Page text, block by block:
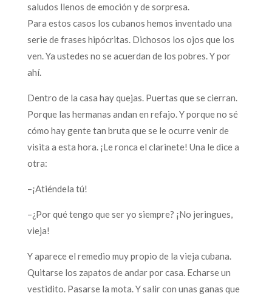
saludos llenos de emoción y de sorpresa.
Para estos casos los cubanos hemos inventado una
serie de frases hipócritas. Dichosos los ojos que los
ven. Ya ustedes no se acuerdan de los pobres. Y por
ahí.
Dentro de la casa hay quejas. Puertas que se cierran.
Porque las hermanas andan en refajo. Y porque no sé
cómo hay gente tan bruta que se le ocurre venir de
visita a esta hora. ¡Le ronca el clarinete! Una le dice a
otra:
–¡Atiéndela tú!
–¿Por qué tengo que ser yo siempre? ¡No jeringues,
vieja!
Y aparece el remedio muy propio de la vieja cubana.
Quitarse los zapatos de andar por casa. Echarse un
vestidito. Pasarse la mota. Y salir con unas ganas que